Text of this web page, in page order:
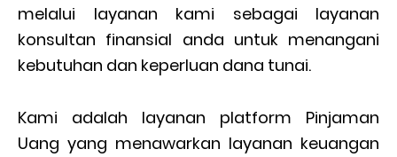
melalui layanan kami sebagai layanan
konsultan finansial anda untuk menangani
kebutuhan dan keperluan dana tunai.
Kami adalah layanan platform Pinjaman
Uang yang menawarkan layanan keuangan